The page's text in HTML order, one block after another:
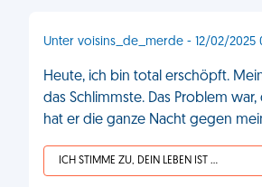
Unter voisins_de_merde - 12/02/2025
Heute, ich bin total erschöpft.
das Schlimmste. Das Problem
hat er die ganze Nacht gegen
ICH STIMME ZU, DEIN LEBEN IST SCHEISSE